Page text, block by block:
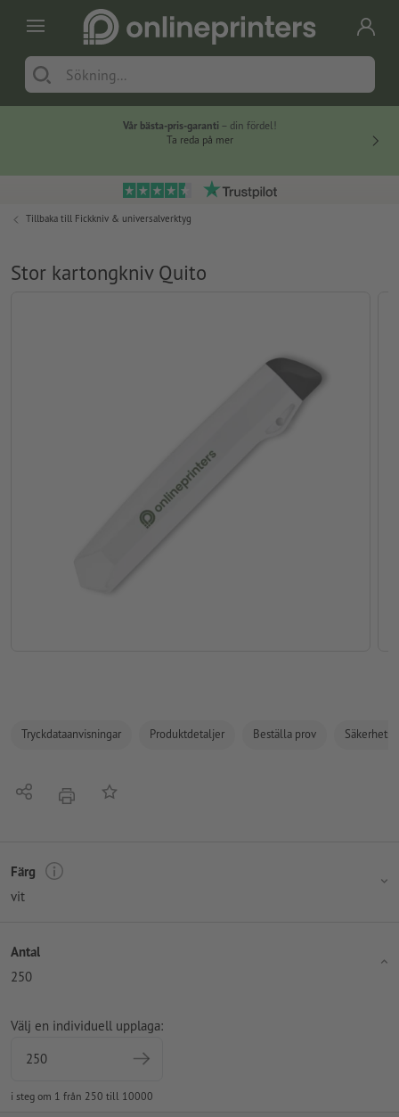
Vår bästa-pris-garanti – din fördel!
Ta reda på mer
Tillbaka till Fickkniv & universalverktyg
Stor kartongkniv Quito
Tryckdataanvisningar Produktdetaljer Beställa prov
Dela erbjudandePå anteckningslistan
Färg
vit
Antal
250
Välj en individuell upplaga:
i steg om 1 från 250 till 10000